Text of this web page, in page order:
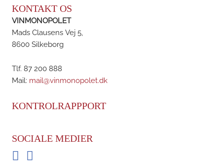
KONTAKT OS
VINMONOPOLET
Mads Clausens Vej 5,
8600 Silkeborg
Tlf. 87 200 888
Mail: mail@vinmonopolet.dk
KONTROLRAPPPORT
SOCIALE MEDIER
FacebookInstagram